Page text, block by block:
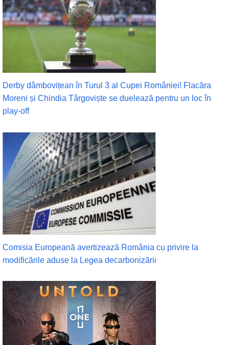
Derby dâmbovițean în Turul 3 al Cupei României! Flacăra
Moreni și Chindia Târgoviște se duelează pentru un loc în
play-off
Comisia Europeană avertizează România cu privire la
modificările aduse la Legea decarbonizării